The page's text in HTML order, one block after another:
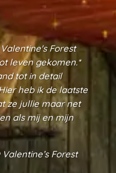
Forest
leven gekomen.*
tot in detail
heb ik de laatste
ze jullie maar net
als mij en mijn
Valentine’s Forest